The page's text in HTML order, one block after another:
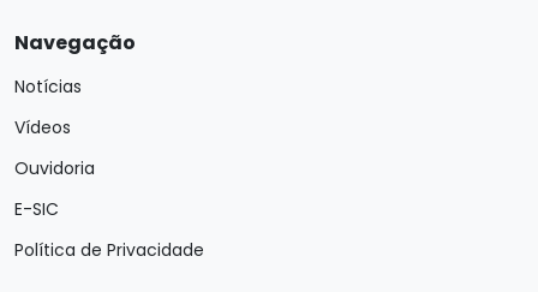
Navegação
Notícias
Vídeos
Ouvidoria
E-SIC
Política de Privacidade